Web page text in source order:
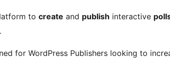
to create and publish interactive
for WordPress Publishers looking to